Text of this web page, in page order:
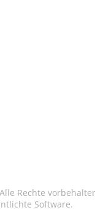
Rechte
Software.